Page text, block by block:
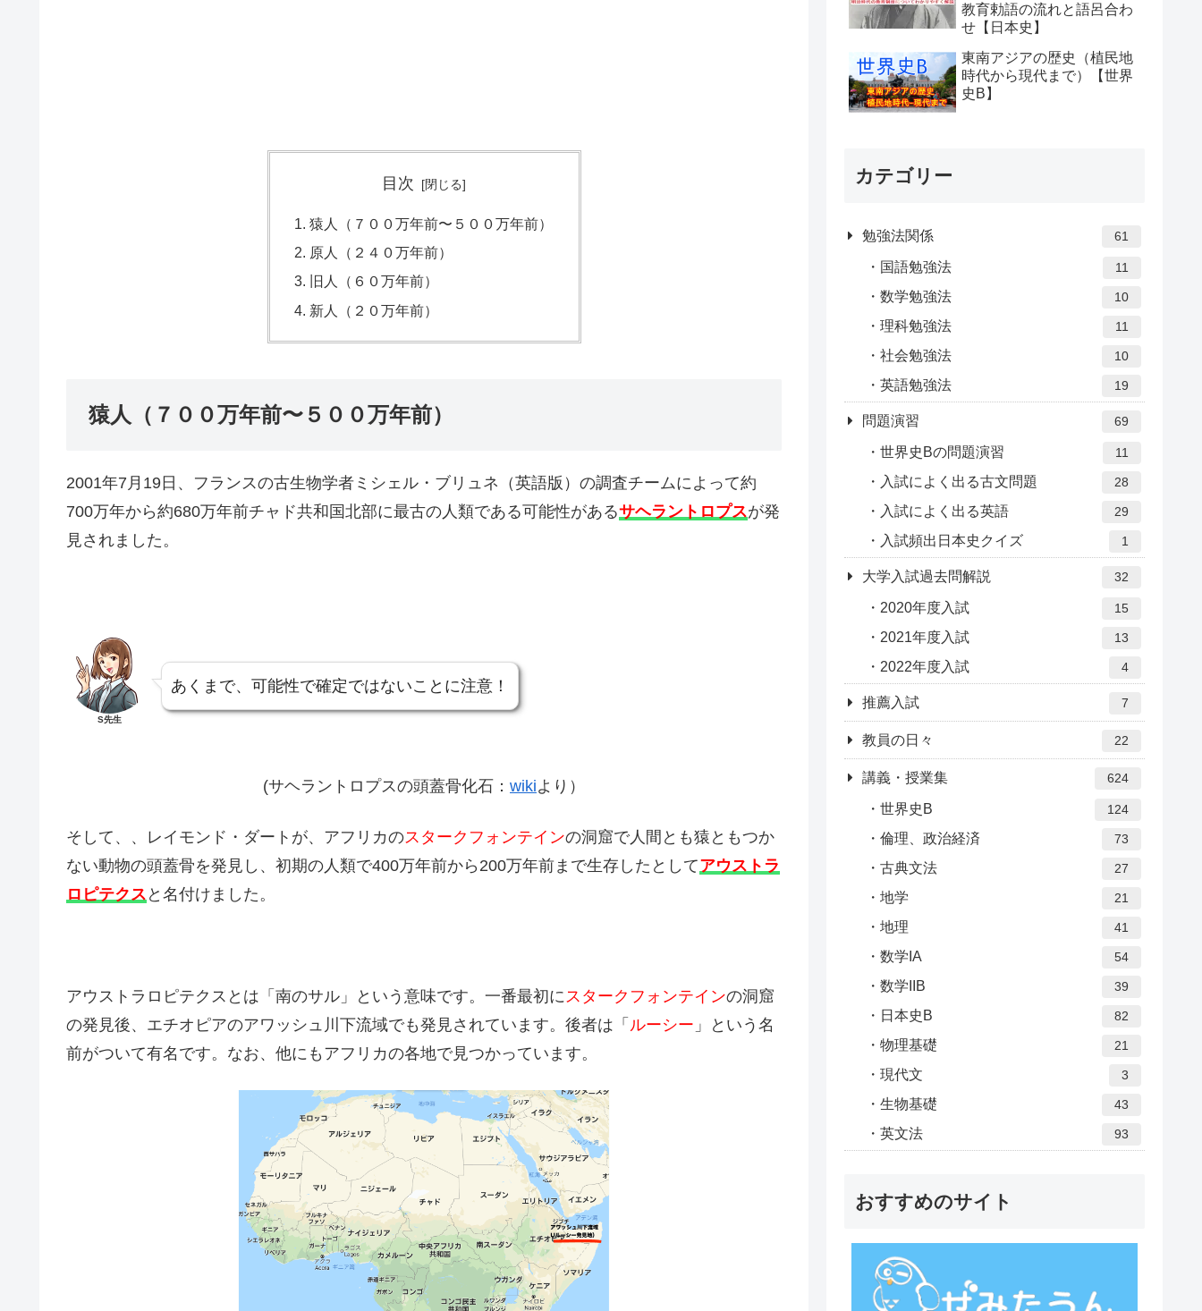
目次
猿人（７００万年前〜５００万年前）
原人（２４０万年前）
旧人（６０万年前）
新人（２０万年前）
猿人（７００万年前〜５００万年前）
2001年7月19日、フランスの古生物学者ミシェル・ブリュネ（英語版）の調査チームによって約
700万年から約680万年前チャド共和国北部に最古の人類である可能性があるサヘラントロプスが発
見されました。
S先生
あくまで、可能性で確定ではないことに注意！
(サヘラントロプスの頭蓋骨化石： wikiより）
そして、、レイモンド・ダートが、アフリカのスタークフォンテインの洞窟で人間とも猿ともつか
ない動物の頭蓋骨を発見し、初期の人類で400万年前から200万年前まで生存したとしてアウストラ
ロピテクス と名付けました。
アウストラロピテクスとは「南のサル」という意味です。一番最初にスタークフォンテインの洞窟
の発見後、エチオピアのアワッシュ川下流域でも発見されています。後者は「 ルーシー 」という名
前がついて有名です。なお、他にもアフリカの各地で見つかっています。
教育勅語の流れと語呂合わ
せ【日本史】
東南アジアの歴史（植民地
時代から現代まで）【世界
史B】
カテゴリー
勉強法関係 61
国語勉強法 11
数学勉強法 10
理科勉強法 11
社会勉強法 10
英語勉強法 19
問題演習 69
世界史Bの問題演習 11
入試によく出る古文問題 28
入試によく出る英語 29
入試頻出日本史クイズ 1
大学入試過去問解説 32
2020年度入試 15
2021年度入試 13
2022年度入試 4
推薦入試 7
教員の日々 22
講義・授業集 624
世界史B 124
倫理、政治経済 73
古典文法 27
地学 21
地理 41
数学IA 54
数学IIB 39
日本史B 82
物理基礎 21
現代文 3
生物基礎 43
英文法 93
おすすめのサイト